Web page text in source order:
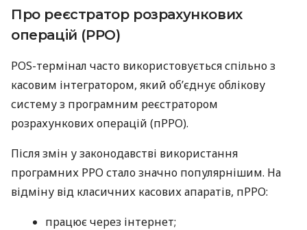
Про реєстратор розрахункових
операцій (РРО)
POS-термінал часто використовується спільно з
касовим інтегратором, який об’єднує облікову
систему з програмним реєстратором
розрахункових операцій (пРРО).
Після змін у законодавстві використання
програмних РРО стало значно популярнішим. На
відміну від класичних касових апаратів, пРРО:
працює через інтернет;